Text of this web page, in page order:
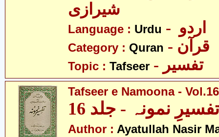
شیرازی
Language : Urdu
Category : Quran - قرآن
Topic : Tafseer - تفسیر
Tafseer e Namoona - Vol.16
تفسیرِ نمونہ - جلد 16
Author : Ayatullah Nasir